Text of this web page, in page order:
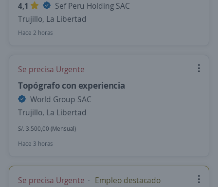
4,1
Sef Peru Holding SAC
Trujillo, La Libertad
Hace 2 horas
Se precisa Urgente
Topógrafo con experiencia
World Group SAC
Trujillo, La Libertad
S/. 3.500,00 (Mensual)
Hace 3 horas
Se precisa Urgente Empleo destacado